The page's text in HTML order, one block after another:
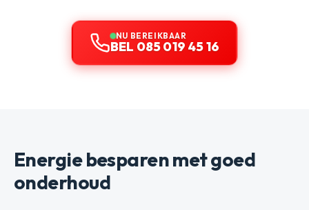
NU BEREIKBAAR
BEL 085 019 45 16
Energie besparen met goed
onderhoud